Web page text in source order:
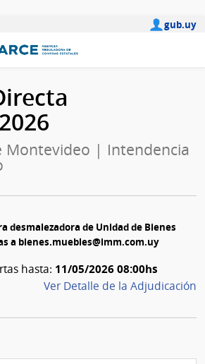
gub.uy
Montevideo | Intendencia
desmalezadora de Unidad de Bienes
a bienes.muebles@imm.com.uy
hasta: 11/05/2026 08:00hs
Ver Detalle de la Adjudicación